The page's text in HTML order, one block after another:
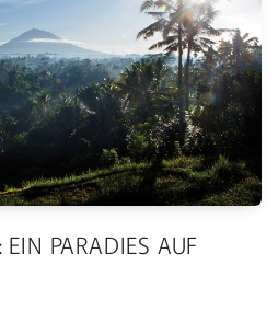
PARADIES AUF